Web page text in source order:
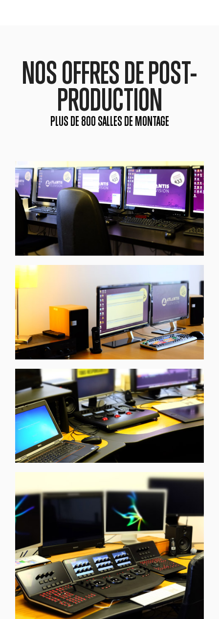
NOS OFFRES DE POST-
PRODUCTION
PLUS DE 800 SALLES DE MONTAGE